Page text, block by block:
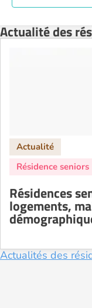
Actualité des
Résidences
logements,
Actualités des